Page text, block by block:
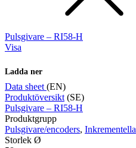
Pulsgivare – RI58-H
Visa
Ladda ner
Data sheet (EN)
Produktöversikt (SE)
Pulsgivare – RI58-H
Produktgrupp
Pulsgivare/encoders, Inkrementella
Storlek Ø